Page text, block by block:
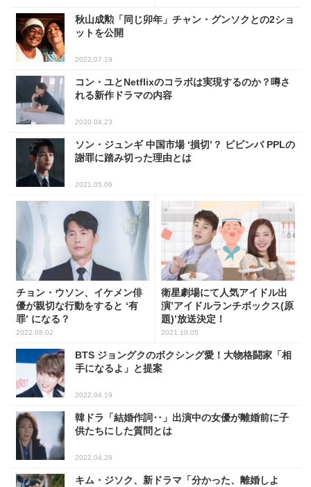
秋山成勲「同じ卯年」チャン・グンソクとの2ショ
ットを公開
2022.07.19
コン・ユとNetflixのコラボは実現するのか？噂さ
れる新作ドラマの内容
2020.04.23
ソン・ジュンギ 中国市場 ‘損切’？ ビビンバ PPLの
謝罪に踏み切った理由とは
2021.05.06
チョン・ウソン、イケメン俳
優が親切な行動をすると ‘有
罪’ になる？
2022.08.02
衛星劇場にて人気アイドル出
演’アイドルランチボックス(原
題)’放送決定！
2021.10.05
BTS ジョングクのボクシング愛！大物格闘家「相
手になるよ」と提案
2022.04.19
韓ドラ「結婚作詞‥」出演中の女優が離婚前に子
供たちにした質問とは
2022.04.28
キム・ジソク、新ドラマ「分かった、離婚しよ